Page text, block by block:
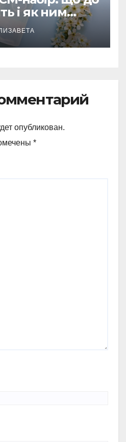
і як ним
опубликован.
*